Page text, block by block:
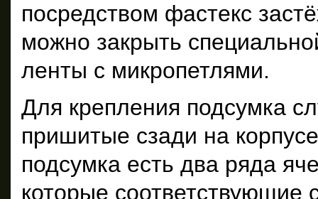
посредством фастекс
можно закрыть
ленты с микропетлями.
Для крепления подсумка
пришитые сзади на
подсумка есть два ряда
которые соответствующие